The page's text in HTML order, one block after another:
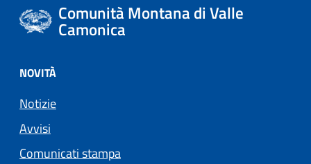
Comunità Montana di Valle
Camonica
NOVITÀ
Notizie
Avvisi
Comunicati stampa